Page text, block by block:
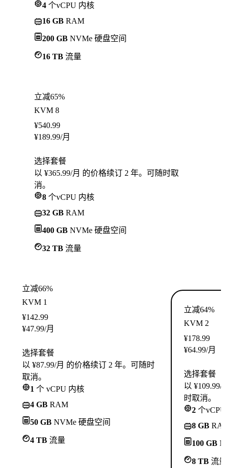
4 个vCPU 内核
16 GB RAM
200 GB NVMe 硬盘空间
16 TB 流量
立减65%
KVM 8
¥540.99
¥189.99/月
选择套餐
以 ¥365.99/月 的价格续订 2 年。可随时取
消。
8 个vCPU 内核
32 GB RAM
400 GB NVMe 硬盘空间
32 TB 流量
立减66%
KVM 1
¥142.99
¥47.99/月
选择套餐
以 ¥87.99/月 的价格续订 2 年。可随时
取消。
1 个 vCPU 内核
4 GB RAM
50 GB NVMe 硬盘空间
4 TB 流量
立减64%
KVM 2
¥178.99
¥64.99/月
选择套餐
以
时取消。
2 个
8 GB
100 GB
8 TB 流